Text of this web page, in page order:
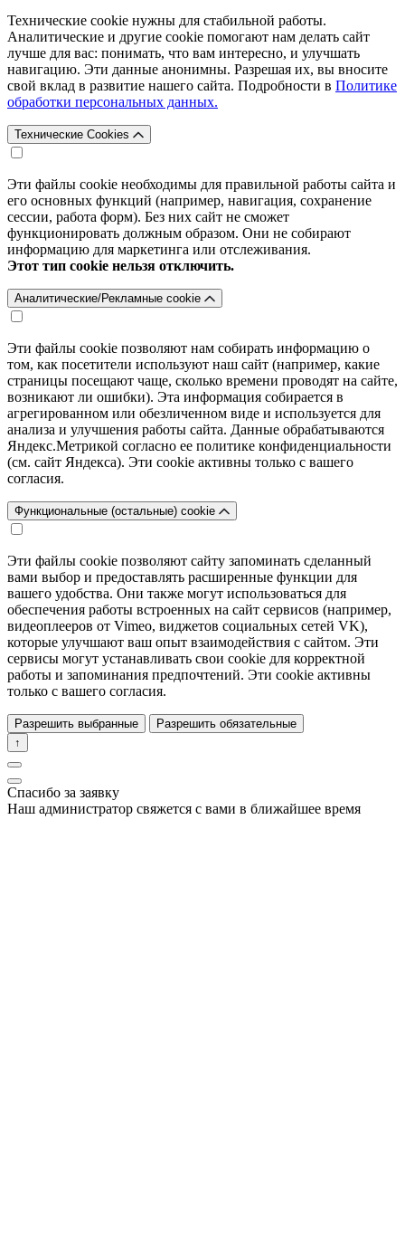
Технические cookie нужны для стабильной работы.
Аналитические и другие cookie помогают нам делать сайт
лучше для вас: понимать, что вам интересно, и улучшать
навигацию. Эти данные анонимны. Разрешая их, вы вносите
свой вклад в развитие нашего сайта. Подробности в Политике
обработки персональных данных.
Технические Cookies
Эти файлы cookie необходимы для правильной работы сайта и
его основных функций (например, навигация, сохранение
сессии, работа форм). Без них сайт не сможет
функционировать должным образом. Они не собирают
информацию для маркетинга или отслеживания.
Этот тип cookie нельзя отключить.
Аналитические/Рекламные cookie
Эти файлы cookie позволяют нам собирать информацию о
том, как посетители используют наш сайт (например, какие
страницы посещают чаще, сколько времени проводят на сайте,
возникают ли ошибки). Эта информация собирается в
агрегированном или обезличенном виде и используется для
анализа и улучшения работы сайта. Данные обрабатываются
Яндекс.Метрикой согласно ее политике конфиденциальности
(см. сайт Яндекса). Эти cookie активны только с вашего
согласия.
Функциональные (остальные) cookie
Эти файлы cookie позволяют сайту запоминать сделанный
вами выбор и предоставлять расширенные функции для
вашего удобства. Они также могут использоваться для
обеспечения работы встроенных на сайт сервисов (например,
видеоплееров от Vimeo, виджетов социальных сетей VK),
которые улучшают ваш опыт взаимодействия с сайтом. Эти
сервисы могут устанавливать свои cookie для корректной
работы и запоминания предпочтений. Эти cookie активны
только с вашего согласия.
Разрешить выбранные
Разрешить обязательные
↑
Спасибо за заявку
Наш администратор свяжется с вами в ближайшее время